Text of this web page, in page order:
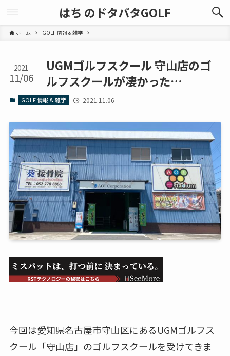
はち のドタバタGOLF
ホーム GOLF 情報 & 雑学
UGMゴルフスクール 守山店のゴ
ルフスクールが凄かった…
2021
11/06
GOLF 情報 & 雑学 2021.11.06
今回は愛知県名古屋市守山区にあるUGMゴルフス
クール「守山店」のゴルフスクールを受けてきま